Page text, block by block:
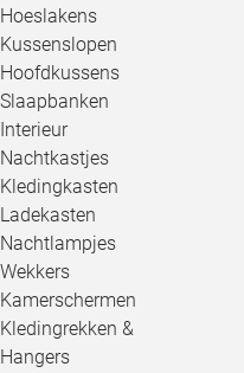
Hoeslakens
Kussenslopen
Hoofdkussens
Slaapbanken
Interieur
Nachtkastjes
Kledingkasten
Ladekasten
Nachtlampjes
Wekkers
Kamerschermen
Kledingrekken &
Hangers